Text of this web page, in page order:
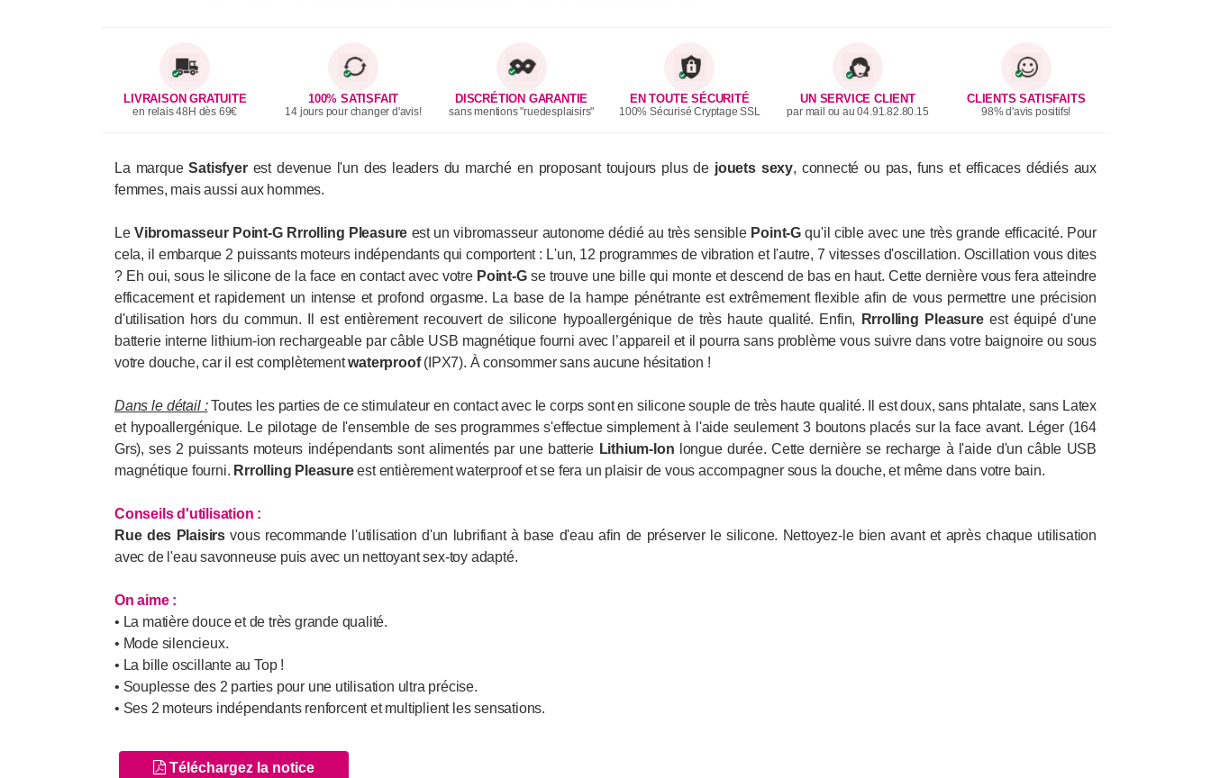
LIVRAISON GRATUITE
en relais 48H dès 69€
100% SATISFAIT
14 jours pour changer d'avis!
DISCRÉTION GARANTIE
sans mentions "ruedesplaisirs"
EN TOUTE SÉCURITÉ
100% Sécurisé Cryptage SSL
UN SERVICE CLIENT
par mail ou au 04.91.82.80.15
CLIENTS SATISFAITS
98% d'avis positifs!
La marqueSatisfyerest devenue l'un des leaders du marché en proposant toujours plus de jouets sexy, connecté ou pas, funs et efficaces dédiés aux
femmes, mais aussi aux hommes.
LeVibromasseur Point-G Rrrolling Pleasure est un vibromasseur autonome dédié au très sensible Point-Gqu'il cible avec une très grande efficacité. Pour
cela, il embarque 2 puissants moteurs indépendants qui comportent : L'un, 12 programmes de vibration et l'autre, 7 vitesses d'oscillation. Oscillation vous dites
? Eh oui, sous le silicone de la face en contact avec votre Point-Gse trouve une bille qui monte et descend de bas en haut. Cette dernière vous fera atteindre
efficacement et rapidement un intense et profond orgasme. La base de la hampe pénétrante est extrêmement flexible afin de vous permettre une précision
d'utilisation hors du commun. Il est entièrement recouvert de silicone hypoallergénique de très haute qualité. Enfin,
Rrrolling Pleasureest équipé d'une
batterie interne lithium-ion rechargeable par câble USB magnétique fourni avec l’appareil et il pourra sans problème vous suivre dans votre baignoire ou sous
votre douche, car il est complètementwaterproof(IPX7). À consommer sans aucune hésitation !
Dans le détail :Toutes les parties de ce stimulateur en contact avec le corps sont en silicone souple de très haute qualité. Il est doux, sans phtalate, sans Latex
et hypoallergénique. Le pilotage de l'ensemble de ses programmes s'effectue simplement à l'aide seulement 3 boutons placés sur la face avant. Léger (164
Grs), ses 2 puissants moteurs indépendants sont alimentés par une batterie Lithium-Ion longue durée. Cette dernière se recharge à l'aide d'un câble USB
magnétique fourni. Rrrolling Pleasureest entièrement waterproof et se fera un plaisir de vous accompagner sous la douche, et même dans votre bain.
Conseils d'utilisation :
Rue des Plaisirsvous recommande l'utilisation d'un lubrifiant à base d'eau afin de préserver le silicone. Nettoyez-le bien avant et après chaque utilisation
avec de l'eau savonneuse puis avec un nettoyant sex-toy adapté.
On aime :
• La matière douce et de très grande qualité.
• Mode silencieux.
• La bille oscillante au Top !
• Souplesse des 2 parties pour une utilisation ultra précise.
• Ses 2 moteurs indépendants renforcent et multiplient les sensations.
Téléchargez la notice